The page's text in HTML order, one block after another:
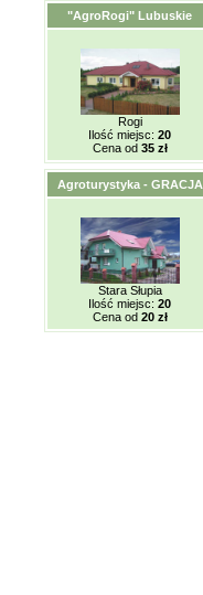
"AgroRogi" Lubuskie
Rogi
Ilość miejsc: 20
Cena od 35 zł
Agroturystyka - GRACJA
Stara Słupia
Ilość miejsc: 20
Cena od 20 zł